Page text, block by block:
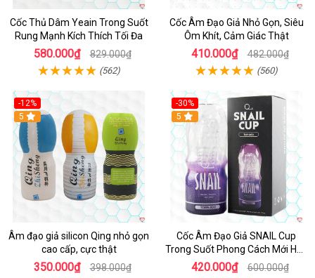
Cốc Thủ Dâm Yeain Trong Suốt
Rung Mạnh Kích Thích Tối Đa
580.000₫ 829.000₫
(562)
Cốc Âm Đạo Giả Nhỏ Gọn, Siêu
Ôm Khít, Cảm Giác Thật
410.000₫ 482.000₫
(560)
-12%
5
Âm đạo giả silicon Qing nhỏ gọn
cao cấp, cực thật
350.000₫ 398.000₫
-30%
5
Cốc Âm Đạo Giả SNAIL Cup
Trong Suốt Phong Cách Mới Hấp
Dẫn
420.000₫ 600.000₫